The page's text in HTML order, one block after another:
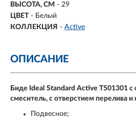
ВЫСОТА, СМ - 29
ЦВЕТ - Белый
КОЛЛЕКЦИЯ - Active
ОПИСАНИЕ
Биде Ideal Standard Active T501301 с
смеситель, с отверстием перелива
Подвесное;